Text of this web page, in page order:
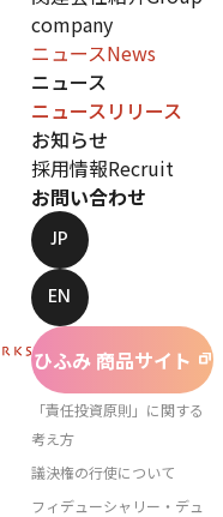
company
ニュースNews
ニュース
ニュースリリース
お知らせ
採用情報Recruit
お問い合わせ
JP
EN
ひふみ 商品サイト
「責任投資原則」に関する
考え方
議決権の行使について
フィデューシャリー・デュ